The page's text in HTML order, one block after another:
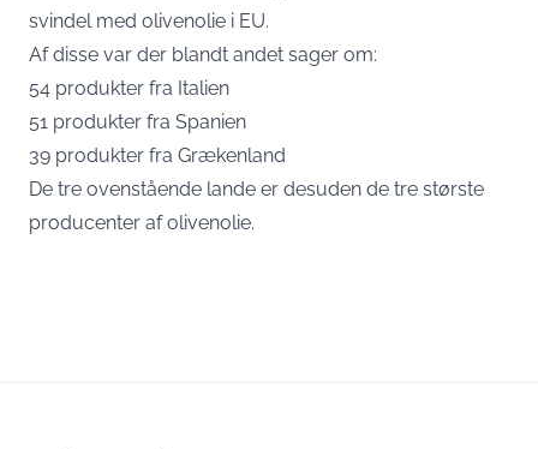
svindel med olivenolie i EU.
Af disse var der blandt andet sager om:
54 produkter fra Italien
51 produkter fra Spanien
39 produkter fra Grækenland
De tre ovenstående lande er desuden de tre største
producenter af olivenolie.